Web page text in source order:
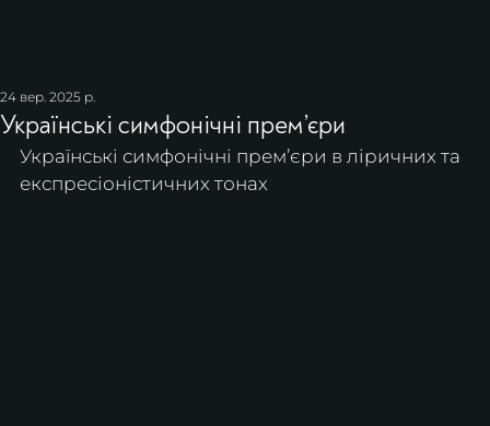
Українські симфонічні прем’єри
24 вер. 2025 р.
Українські симфонічні прем’єри в ліричних та
експресіоністичних тонах